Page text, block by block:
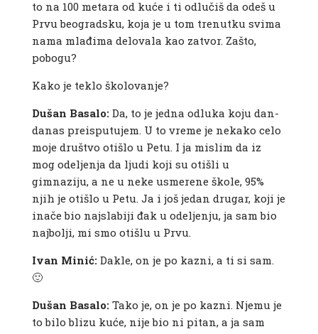
to na 100 metara od kuće i ti odlučiš da odeš u
Prvu beogradsku, koja je u tom trenutku svima
nama mlađima delovala kao zatvor. Zašto,
pobogu?
Kako je teklo školovanje?
Dušan Basalo:Da, to je jedna odluka koju dan-
danas preisputujem. U to vreme je nekako celo
moje društvo otišlo u Petu. I ja mislim da iz
mog odeljenja da ljudi koji su otišli u
gimnaziju, a ne u neke usmerene škole, 95%
njih je otišlo u Petu. Ja i još jedan drugar, koji je
inače bio najslabiji đak u odeljenju, ja sam bio
najbolji, mi smo otišlu u Prvu.
Ivan Minić:Dakle, on je po kazni, a ti si sam.
🙂
Dušan Basalo:Tako je, on je po kazni. Njemu je
to bilo blizu kuće, nije bio ni pitan, a ja sam